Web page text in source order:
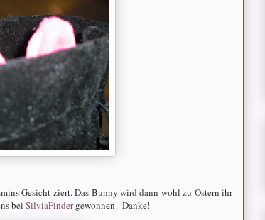
Gesicht ziert. Das Bunny wird dann wohl zu Ostern ihr
bei SilviaFindergewonnen - Danke!